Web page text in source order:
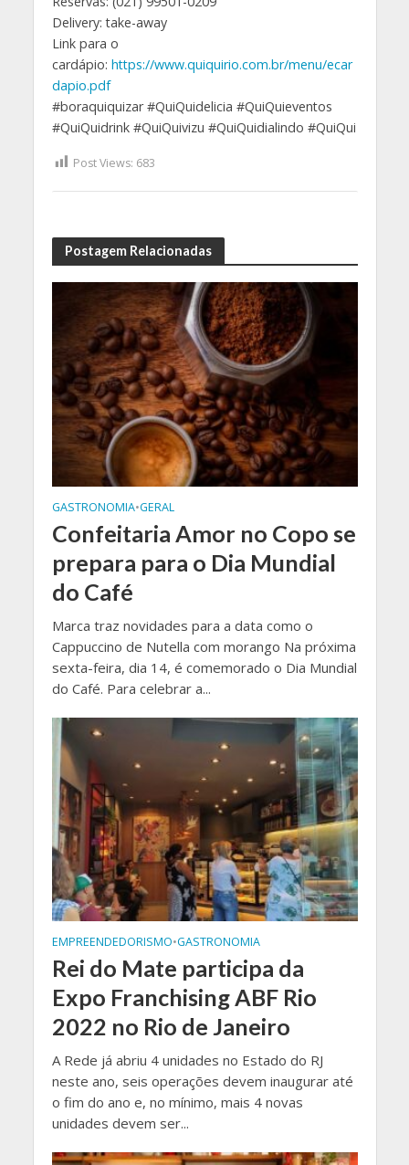
Delivery: take-away
Link para o
cardápio: https://www.quiquirio.com.br/menu/ecar
dapio.pdf
#boraquiquizar #QuiQuidelicia #QuiQuieventos
#QuiQuidrink #QuiQuivizu #QuiQuidialindo #QuiQui
Post Views: 683
Postagem Relacionadas
GASTRONOMIA•GERAL
Confeitaria Amor no Copo se
prepara para o Dia Mundial
do Café
Marca traz novidades para a data como o
Cappuccino de Nutella com morango Na próxima
sexta-feira, dia 14, é comemorado o Dia Mundial
do Café. Para celebrar a...
EMPREENDEDORISMO•GASTRONOMIA
Rei do Mate participa da
Expo Franchising ABF Rio
2022 no Rio de Janeiro
A Rede já abriu 4 unidades no Estado do RJ
neste ano, seis operações devem inaugurar até
o fim do ano e, no mínimo, mais 4 novas
unidades devem ser...